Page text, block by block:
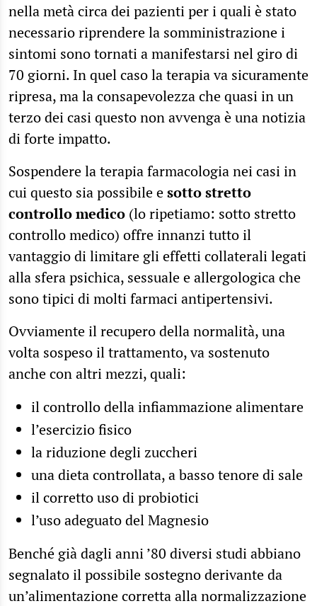
nella metà circa dei pazienti per i quali è stato
necessario riprendere la somministrazione i
sintomi sono tornati a manifestarsi nel giro di
70 giorni. In quel caso la terapia va sicuramente
ripresa, ma la consapevolezza che quasi in un
terzo dei casi questo non avvenga è una notizia
di forte impatto.
Sospendere la terapia farmacologia nei casi in
cui questo sia possibile esotto stretto
controllo medico (lo ripetiamo: sotto stretto
controllo medico) offre innanzi tutto il
vantaggio di limitare gli effetti collaterali legati
alla sfera psichica, sessuale e allergologica che
sono tipici di molti farmaci antipertensivi.
Ovviamente il recupero della normalità, una
volta sospeso il trattamento, va sostenuto
anche con altri mezzi, quali:
ilcontrollo della infiammazione alimentare
l’esercizio fisico
lariduzione degli zuccheri
una dieta controllata, a basso tenore di sale
il correttouso di probiotici
l’uso adeguato del Magnesio
Benché già dagli anni ’80 diversi studi abbiano
segnalato il possibile sostegno derivante da
un’alimentazione corretta alla normalizzazione